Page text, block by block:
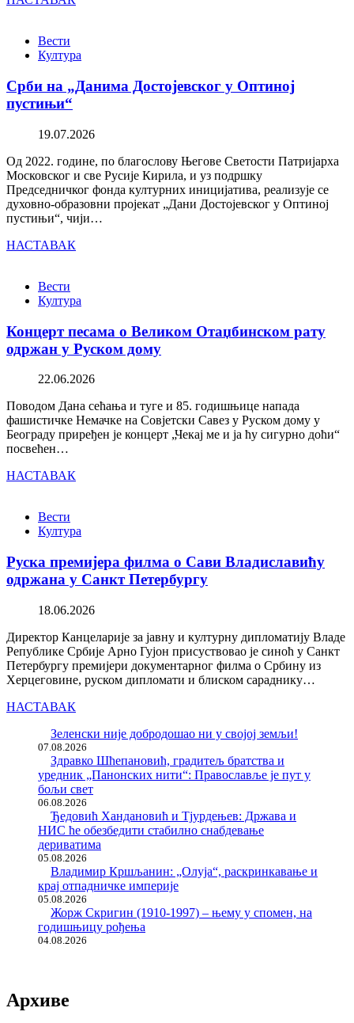
Вести
Култура
Срби на „Данима Достојевског у Оптиној
пустињи“
19.07.2026
Од 2022. године, по благослову Његове Светости Патријарха
Московског и све Русије Кирила, и уз подршку
Председничког фонда културних иницијатива, реализује се
духовно-образовни пројекат „Дани Достојевског у Оптиној
пустињи“, чији…
НАСТАВАК
Вести
Култура
Концерт песама о Великом Отаџбинском рату
одржан у Руском дому
22.06.2026
Поводом Дана сећања и туге и 85. годишњице напада
фашистичке Немачке на Совјетски Савез у Руском дому у
Београду приређен је концерт „Чекај ме и ја ћу сигурно доћи“
посвећен…
НАСТАВАК
Вести
Култура
Руска премијера филма о Сави Владиславићу
одржана у Санкт Петербургу
18.06.2026
Директор Канцеларије за јавну и културну дипломатију Владе
Републике Србије Арно Гујон присуствовао је синоћ у Санкт
Петербургу премијери документарног филма о Србину из
Херцеговине, руском дипломати и блиском сараднику…
НАСТАВАК
Зеленски није добродошао ни у својој земљи!
07.08.2026
Здравко Шћепановић, градитељ братства и
уредник „Панонских нити“: Православље је пут у
бољи свет
06.08.2026
Ђедовић Хандановић и Тјурдењев: Држава и
НИС ће обезбедити стабилно снабдевање
дериватима
05.08.2026
Владимир Кршљанин: „Олуја“, раскринкавање и
крај отпадничке империје
05.08.2026
Жорж Скригин (1910-1997) – њему у спомен, на
годишњицу рођења
04.08.2026
Архиве